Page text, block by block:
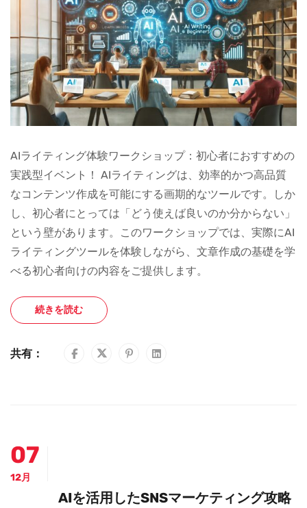
AIライティング体験ワークショップ：初心者におすすめの
実践型イベント！ AIライティングは、効率的かつ高品質
なコンテンツ作成を可能にする画期的なツールです。しか
し、初心者にとっては「どう使えば良いのか分からない」
という壁があります。このワークショップでは、実際にAI
ライティングツールを体験しながら、文章作成の基礎を学
べる初心者向けの内容をご提供します。
続きを読む
共有：
07
12月
AIを活用したSNSマーケティング攻略